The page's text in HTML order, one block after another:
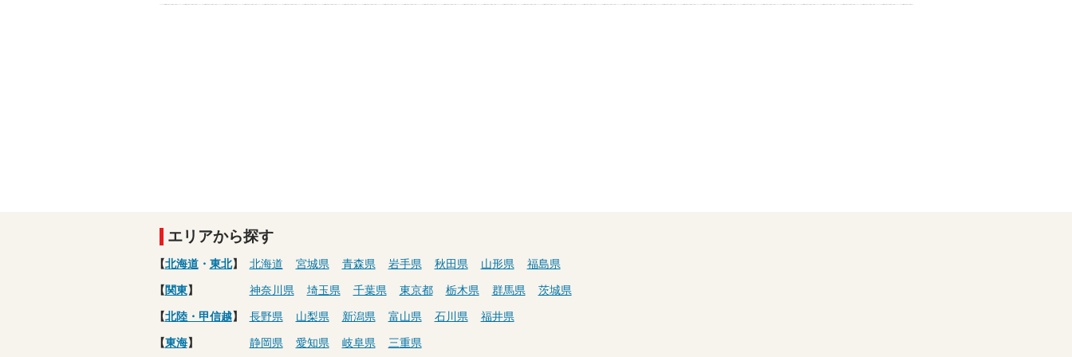
エリアから探す
【北海道・ 東北】 北海道 宮城県 青森県 岩手県 秋田県 山形県 福島県
【関東】 神奈川県 埼玉県 千葉県 東京都 栃木県 群馬県 茨城県
【北陸・甲信越】 長野県 山梨県 新潟県 富山県 石川県 福井県
【東海】 静岡県 愛知県 岐阜県 三重県